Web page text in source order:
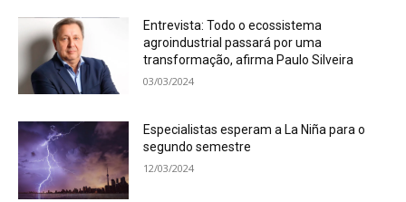
Entrevista: Todo o ecossistema
agroindustrial passará por uma
transformação, afirma Paulo Silveira
03/03/2024
Especialistas esperam a La Niña para o
segundo semestre
12/03/2024